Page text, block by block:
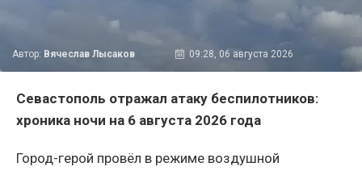
Автор: Вячеслав Лысаков 09:28, 06 августа 2026
Севастополь отражал атаку беспилотников:
хроника ночи на 6 августа 2026 года
Город-герой провёл в режиме воздушной